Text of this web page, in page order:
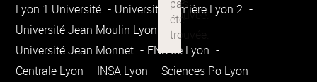
Lyon 1 Université
Université Lumière Lyon 2
Université Jean Moulin Lyon 3
Université Jean Monnet
ENS de Lyon
Centrale Lyon
INSA Lyon
Sciences Po Lyon